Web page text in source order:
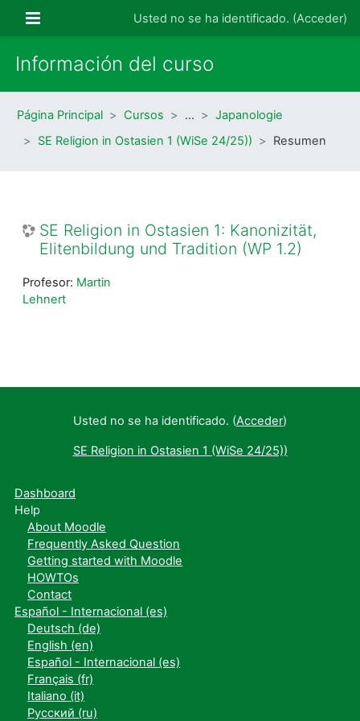
Panel lateralUsted no se ha identificado. (Acceder)
Información del curso
Página Principal Cursos …
Japanologie
SE Religion in Ostasien 1 (WiSe 24/25))
Resumen
SE Religion in Ostasien 1: Kanonizität,
Elitenbildung und Tradition (WP 1.2)
Profesor: Martin
Lehnert
Usted no se ha identificado. (Acceder)
SE Religion in Ostasien 1 (WiSe 24/25))
Dashboard
Help
About Moodle
Frequently Asked Question
Getting started with Moodle
HOWTOs
Contact
Español - Internacional ‎(es)‎
Deutsch ‎(de)‎
English ‎(en)‎
Español - Internacional ‎(es)‎
Français ‎(fr)‎
Italiano ‎(it)‎
Русский ‎(ru)‎